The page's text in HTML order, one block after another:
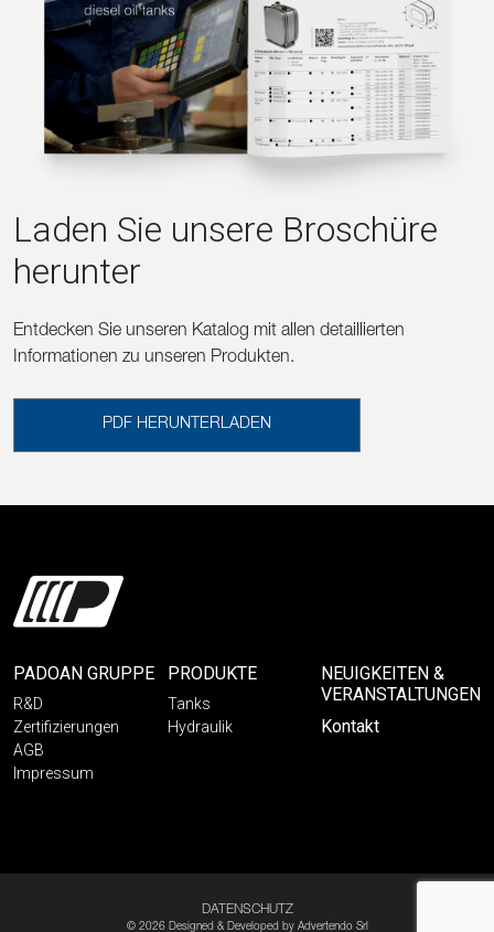
Laden Sie unsere Broschüre
herunter
Entdecken Sie unseren Katalog mit allen detaillierten
Informationen zu unseren Produkten.
PDF HERUNTERLADEN
PADOAN GRUPPE
R&D
Zertifizierungen
AGB
Impressum
PRODUKTE
Tanks
Hydraulik
NEUIGKEITEN &
VERANSTALTUNGEN
Kontakt
DATENSCHUTZ
© 2026 Designed & Developed by Advertendo Srl